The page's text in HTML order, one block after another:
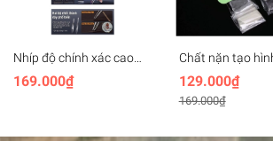
Nhíp độ chính xác cao
thành dày thép không gỉ
Stedi Thick-walled Strong
169.000₫
Chất nặn tạo
custom mô hình
Putty AB SNDME
129.000₫
169.000₫